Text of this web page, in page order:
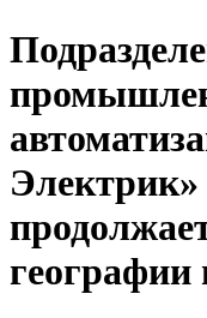
Электрик»
географии